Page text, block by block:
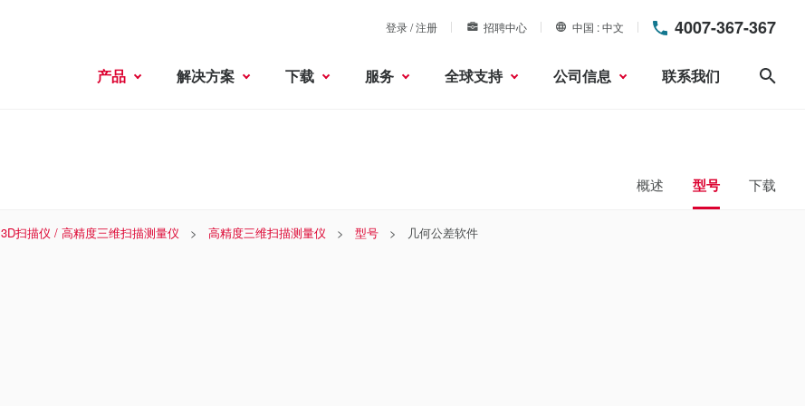
登录 / 注册 招聘中心 中国 中文 4007-367-367
产品 解决方案 下载 服务 全球支持 公司信息 联系我们
概述 型号 下载
3D扫描仪 / 高精度三维扫描测量仪 高精度三维扫描测量仪 型号 几何公差软件